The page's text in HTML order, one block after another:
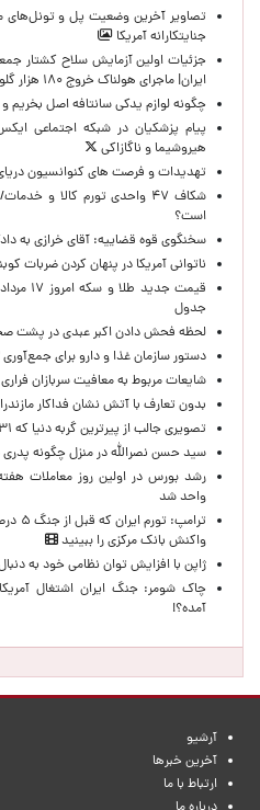
تصاویر آخرین وضعیت پل و تونل‌های
جنایتکارانه آمریکا
جزئیات اولین آزمایش سلاح کشتار
ایران| ماجرای هولناک خروج ۱۸۰ هزار گلوله ساچمه ای با حرارت بالا در لامرد
چگونه لوازم یدکی سانتافه اصل بخریم
پیام پزشکیان در شبکه اجتماعی
هیروشیما و ناگازاکی
تهدیدات و فرصت های کنوانسیون
شکاف ۴۷ واحدی تورم کالا و
است؟
سخنگوی قوه قضاییه: آقای خرازی به
ناتوانی آمریکا در پنهان کردن ضربات
جدول
لحظه‌ فحش دادن اکبر عبدی در پشت
دستور سازمان غذا و دارو برای جمع‌آوری ۳ محصول سلامت‌محور
شایعات مربوط به معافیت سربازان
بدون تعارف با آتش نشان فداکار
تصویری جالب از پیرترین گربه دنیا که ۳۱ ساله شد
سید حسن نصرالله در منزل چگونه پدری
واحد شد
واکنش بانک مرکزی را ببینید
ژاپن با افزایش توان نظامی خود به
چاک شومر: جنگ ایران اشتغال
آمده؟!
آرشیو
آخرین خبرها
ارتباط با ما